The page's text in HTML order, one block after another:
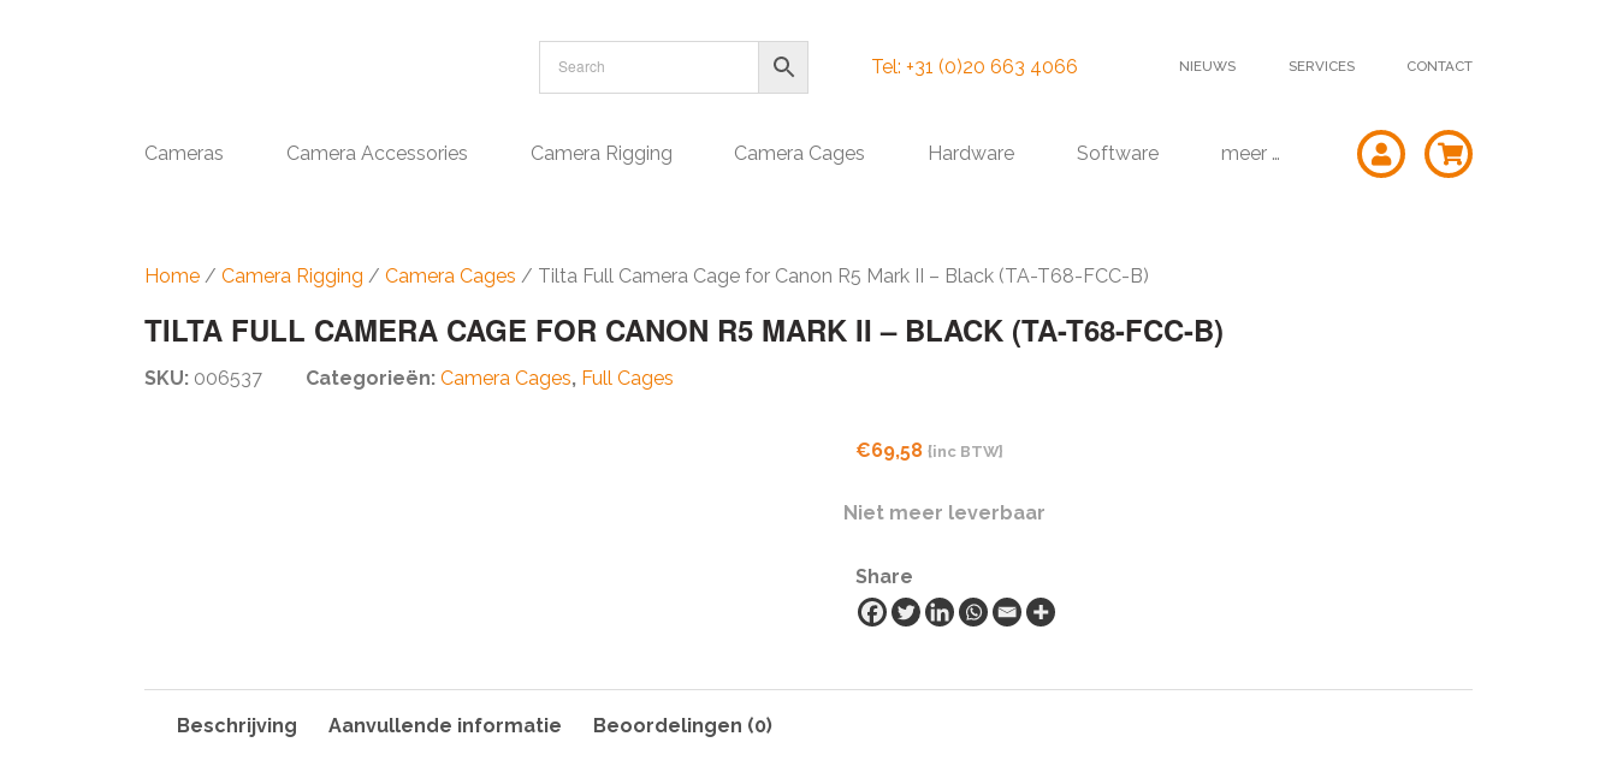
Tel: +31 (0)20 663 4066 NIEUWS SERVICES CONTACT
Cameras Camera Accessories Camera Rigging Camera Cages Hardware Software meer …
Home / Camera Rigging / Camera Cages / Tilta Full Camera Cage for Canon R5 Mark II – Black (TA-T68-FCC-B)
TILTA FULL CAMERA CAGE FOR CANON R5 MARK II – BLACK (TA-T68-FCC-B)
SKU: 006537 Categorieën: Camera Cages, Full Cages
€69,58 {inc BTW}
Niet meer leverbaar
Share
Beschrijving Aanvullende informatie Beoordelingen (0)